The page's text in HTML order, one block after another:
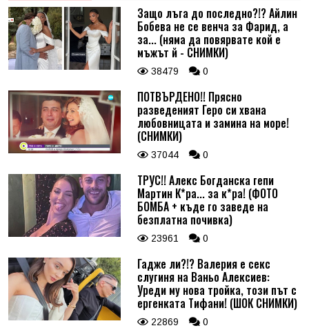
Защо лъга до последно?!? Айлин
Бобева не се венча за Фарид, а
за... (няма да повярвате кой е
мъжът й - СНИМКИ)
38479 0
ПОТВЪРДЕНО!! Прясно
разведеният Геро си хвана
любовницата и замина на море!
(СНИМКИ)
37044 0
ТРУС!! Алекс Богданска гепи
Мартин К*ра... за к*ра! (ФОТО
БОМБА + къде го заведе на
безплатна почивка)
23961 0
Гадже ли?!? Валерия е секс
слугиня на Ваньо Алексиев:
Уреди му нова тройка, този път с
ергенката Тифани! (ШОК СНИМКИ)
22869 0